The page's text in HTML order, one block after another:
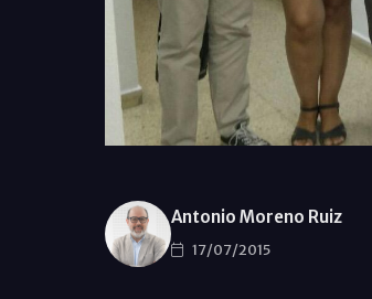
Antonio Moreno Ruiz
17/07/2015